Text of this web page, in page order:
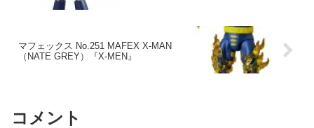
マフェックス No.251 MAFEX X-MAN
（NATE GREY）『X-MEN』
コメント